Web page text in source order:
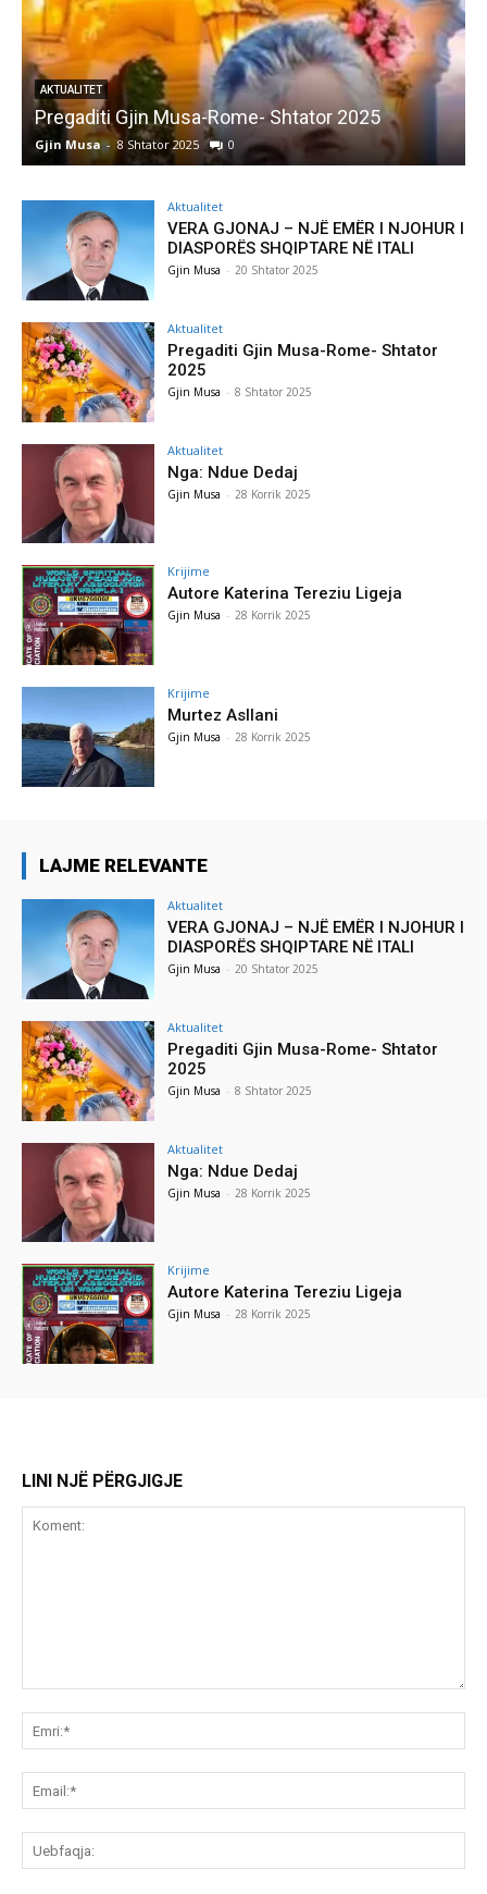
AKTUALITET
Pregaditi Gjin Musa-Rome- Shtator 2025
Gjin Musa - 8 Shtator 2025 0
Aktualitet
VERA GJONAJ – NJË EMËR I NJOHUR I
DIASPORËS SHQIPTARE NË ITALI
Gjin Musa - 20 Shtator 2025
Aktualitet
Pregaditi Gjin Musa-Rome- Shtator
2025
Gjin Musa - 8 Shtator 2025
Aktualitet
Nga: Ndue Dedaj
Gjin Musa - 28 Korrik 2025
Krijime
Autore Katerina Tereziu Ligeja
Gjin Musa - 28 Korrik 2025
Krijime
Murtez Asllani
Gjin Musa - 28 Korrik 2025
LAJME RELEVANTE
Aktualitet
VERA GJONAJ – NJË EMËR I NJOHUR I
DIASPORËS SHQIPTARE NË ITALI
Gjin Musa - 20 Shtator 2025
Aktualitet
Pregaditi Gjin Musa-Rome- Shtator
2025
Gjin Musa - 8 Shtator 2025
Aktualitet
Nga: Ndue Dedaj
Gjin Musa - 28 Korrik 2025
Krijime
Autore Katerina Tereziu Ligeja
Gjin Musa - 28 Korrik 2025
LINI NJË PËRGJIGJE